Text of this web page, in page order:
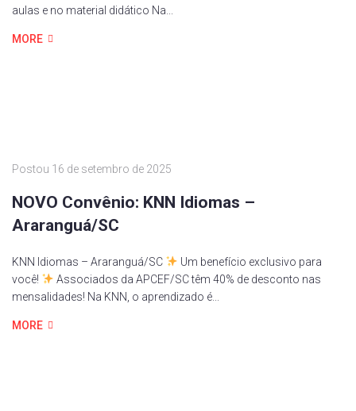
aulas e no material didático Na...
MORE
Postou 16 de setembro de 2025
NOVO Convênio: KNN Idiomas –
Araranguá/SC
KNN Idiomas – Araranguá/SC
Um benefício exclusivo para
você!
Associados da APCEF/SC têm 40% de desconto nas
mensalidades! Na KNN, o aprendizado é...
MORE